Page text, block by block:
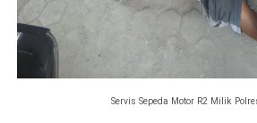
Servis Sepeda Motor R2 Milik